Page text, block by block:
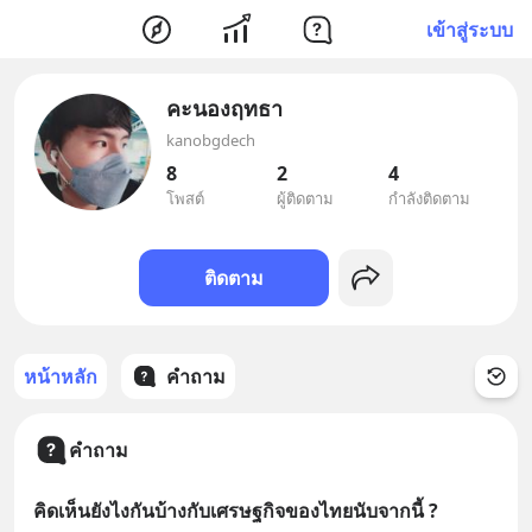
เข้าสู่ระบบ
คะนองฤทธา
kanobgdech
8
โพสต์
2
ผู้ติดตาม
4
กำลังติดตาม
ติดตาม
หน้าหลัก คำถาม
คำถาม
คิดเห็นยังไงกันบ้างกับเศรษฐกิจของไทยนับจากนี้ ?